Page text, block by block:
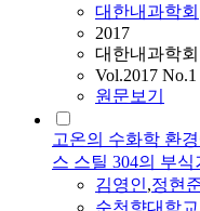
대한내과학회
2017
대한내과학
Vol.2017 No.1
원문보기
고온의 수화학 환
스 스틸 304의 부식
김영인,정현